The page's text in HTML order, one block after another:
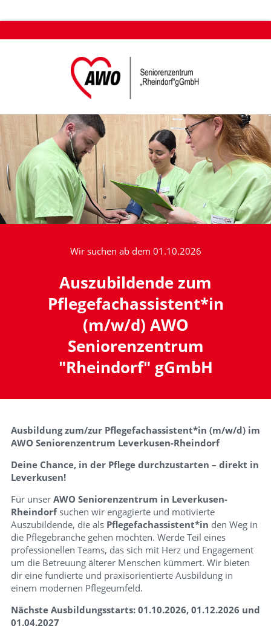
Wir suchen ab dem 01.10.2026
Auszubildende zum
Pflegefachassistent*in
(m/w/d) AWO
Seniorenzentrum
"Rheindorf" gGmbH
Ausbildung zum/zur Pflegefachassistent*in (m/w/d) im
AWO Seniorenzentrum Leverkusen-Rheindorf
Deine Chance, in der Pflege durchzustarten – direkt in
Leverkusen!
Für unser AWO Seniorenzentrum in Leverkusen-
Rheindorfsuchen wir engagierte und motivierte
Auszubildende, die als Pflegefachassistent*in den Weg in
die Pflegebranche gehen möchten. Werde Teil eines
professionellen Teams, das sich mit Herz und Engagement
um die Betreuung älterer Menschen kümmert. Wir bieten
dir eine fundierte und praxisorientierte Ausbildung in
einem modernen Pflegeumfeld.
Nächste Ausbildungsstarts: 01.10.2026, 01.12.2026 und
01.04.2027